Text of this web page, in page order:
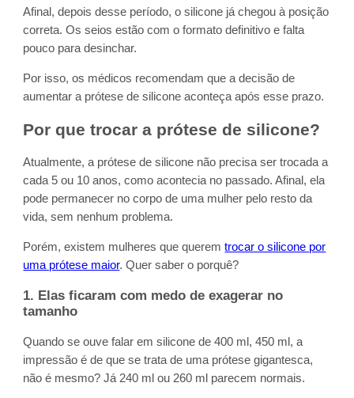
Afinal, depois desse período, o silicone já chegou à posição
correta. Os seios estão com o formato definitivo e falta
pouco para desinchar.
Por isso, os médicos recomendam que a decisão de
aumentar a prótese de silicone aconteça após esse prazo.
Por que trocar a prótese de silicone?
Atualmente, a prótese de silicone não precisa ser trocada a
cada 5 ou 10 anos, como acontecia no passado. Afinal, ela
pode permanecer no corpo de uma mulher pelo resto da
vida, sem nenhum problema.
Porém, existem mulheres que queremtrocar o silicone por
uma prótese maior. Quer saber o porquê?
1. Elas ficaram com medo de exagerar no
tamanho
Quando se ouve falar em silicone de 400 ml, 450 ml, a
impressão é de que se trata de uma prótese gigantesca,
não é mesmo? Já 240 ml ou 260 ml parecem normais.